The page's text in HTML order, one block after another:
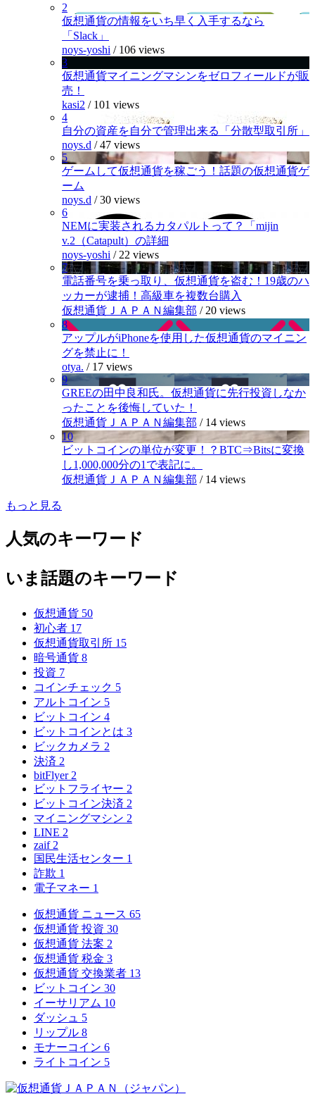
2
仮想通貨の情報をいち早く入手するなら
「Slack」
noys-yoshi / 106 views
3
仮想通貨マイニングマシンをゼロフィールドが販
売！
kasi2 / 101 views
4
自分の資産を自分で管理出来る「分散型取引所」
noys.d /47 views
5
ゲームして仮想通貨を稼ごう！話題の仮想通貨ゲ
ーム
noys.d /30 views
6
NEMに実装されるカタパルトって？「mijin
v.2（Catapult）の詳細
noys-yoshi / 22 views
7
電話番号を乗っ取り、仮想通貨を盗む！19歳のハ
ッカーが逮捕！高級車を複数台購入
仮想通貨ＪＡＰＡＮ編集部 / 20 views
8
アップルがiPhoneを使用した仮想通貨のマイニン
グを禁止に！
otya. / 17 views
9
GREEの田中良和氏。仮想通貨に先行投資しなか
ったことを後悔していた！
仮想通貨ＪＡＰＡＮ編集部 / 14 views
10
ビットコインの単位が変更！？BTC⇒Bitsに変換
し1,000,000分の1で表記に。
仮想通貨ＪＡＰＡＮ編集部 / 14 views
もっと見る
人気のキーワード
いま話題のキーワード
仮想通貨 50
初心者 17
仮想通貨取引所 15
暗号通貨 8
投資 7
コインチェック 5
アルトコイン 5
ビットコイン 4
ビットコインとは 3
ビックカメラ 2
決済 2
bitFlyer 2
ビットフライヤー 2
ビットコイン決済 2
マイニングマシン 2
LINE 2
zaif 2
国民生活センター 1
詐欺 1
電子マネー 1
仮想通貨 ニュース 65
仮想通貨 投資 30
仮想通貨 法案 2
仮想通貨 税金 3
仮想通貨 交換業者 13
ビットコイン 30
イーサリアム 10
ダッシュ 5
リップル 8
モナーコイン 6
ライトコイン 5